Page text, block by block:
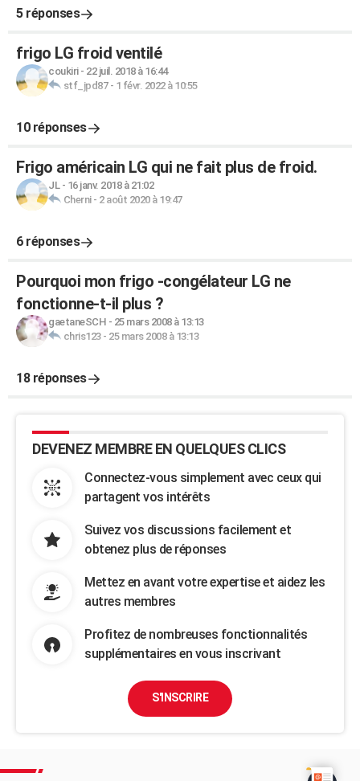
5 réponses
frigo LG froid ventilé
coukiri- 22 juil. 2018 à 16:44
stf_jpd87- 1 févr. 2022 à 10:55
10 réponses
Frigo américain LG qui ne fait plus de froid.
JL- 16 janv. 2018 à 21:02
Cherni- 2 août 2020 à 19:47
6 réponses
Pourquoi mon frigo -congélateur LG ne
fonctionne-t-il plus ?
gaetaneSCH - 25 mars 2008 à 13:13
chris123- 25 mars 2008 à 13:13
18 réponses
DEVENEZ MEMBRE EN QUELQUES CLICS
Connectez-vous simplement avec ceux qui
partagent vos intérêts
Suivez vos discussions facilement et
obtenez plus de réponses
Mettez en avant votre expertise et aidez les
autres membres
Profitez de nombreuses fonctionnalités
supplémentaires en vous inscrivant
S'INSCRIRE